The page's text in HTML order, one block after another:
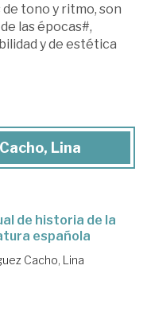
tono y ritmo, son
las épocas#,
y de estética
Lina
de historia de la
española
Cacho, Lina